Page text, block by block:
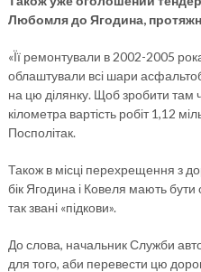
Любомля до Ягодина,
«Її ремонтували в 2002-2005
облаштували всі шари
на цю ділянку. Щоб зробити там
кілометра вартість робіт 1,12
Посполітак.
Також в місці перехрещення з
бік Ягодина і Ковеля мають
так звані «підкови».
До слова, начальник Служби
для того, аби перевести цю